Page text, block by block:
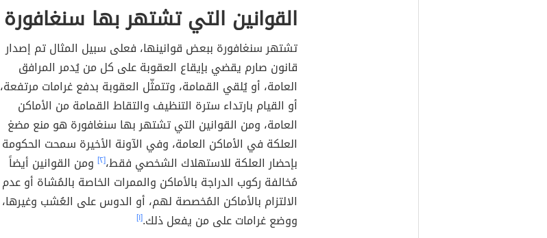
القوانين التي تشتهر بها سنغافورة
تشتهر سنغافورة ببعض قوانينها، فعلى سبيل المثال تم إصدار
قانون صارم يقضي بإيقاع العقوبة على كل من يُدمر المرافق
العامة، أو يُلقي القمامة، وتتمثّل العقوبة بدفع غرامات مرتفعة،
أو القيام بارتداء سترة التنظيف والتقاط القمامة من الأماكن
العامة، ومن القوانين التي تشتهر بها سنغافورة هو منع مضغ
العلكة في الأماكن العامة، وفي الآونة الأخيرة سمحت الحكومة
بإحضار العلكة للاستهلاك الشخصي فقط،[٢]
ومن القوانين أيضاً
مُخالفة ركوب الدراجة بالأماكن والممرات الخاصة بالمُشاة أو عدم
الالتزام بالأماكن المُخصصة لهم، أو الدوس على العُشب وغيرها،
ووضع غرامات على من يفعل ذلك.[١]